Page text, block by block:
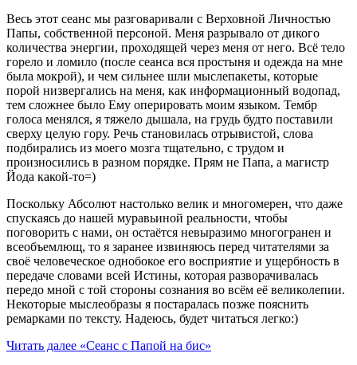
Весь этот сеанс мы разговаривали с Верховной Личностью
Папы, собственной персоной. Меня разрывало от дикого
количества энергии, проходящей через меня от него. Всё тело
горело и ломило (после сеанса вся простыня и одежда на мне
была мокрой), и чем сильнее шли мыслепакеты, которые
порой низвергались на меня, как информационный водопад,
тем сложнее было Ему оперировать моим языком. Тембр
голоса менялся, я тяжело дышала, на грудь будто поставили
сверху целую гору. Речь становилась отрывистой, слова
подбирались из моего мозга тщательно, с трудом и
произносились в разном порядке. Прям не Папа, а магистр
Йода какой-то=)
Поскольку Абсолют настолько велик и многомерен, что даже
спускаясь до нашей муравьиной реальности, чтобы
поговорить с нами, он остаётся невыразимо многогранен и
всеобъемлющ, то я заранее извиняюсь перед читателями за
своё человеческое однобокое его восприятие и ущербность в
передаче словами всей Истины, которая разворачивалась
передо мной с той стороны сознания во всём её великолепии.
Некоторые мыслеобразы я постаралась позже пояснить
ремарками по тексту. Надеюсь, будет читаться легко:)
Читать далее «Сеанс с Папой на бис»